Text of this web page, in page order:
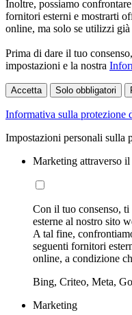
Inoltre, possiamo
fornitori esterni e mostrarti
online, ma solo se utilizzi
Prima di dare il tuo
impostazioni e la nostra
Accetta Solo obbligatori
Informativa sulla protezione
Impostazioni personali sulla
Marketing attraverso il
Con il tuo consenso,
esterne al nostro sito
A tal fine,
seguenti fornitori
online, a condizione
Bing, Criteo, Meta,
Marketing